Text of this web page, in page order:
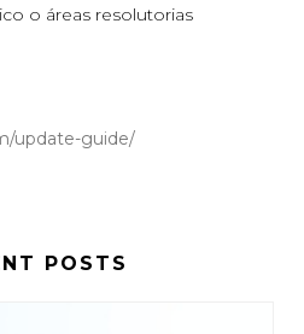
o áreas resolutorias
update-guide/
POSTS